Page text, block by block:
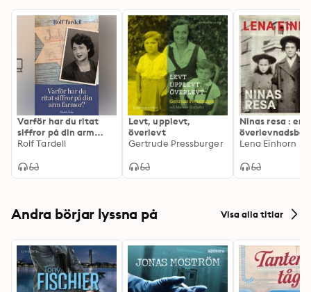
Varför har du ritat
siffror på din arm
farmor?
Rolf Tardell
Levt, upplevt,
överlevt
Gertrude Pressburger
Ninas resa : en
e
Lena Einhorn
Andra börjar lyssna på Visa alla titlar